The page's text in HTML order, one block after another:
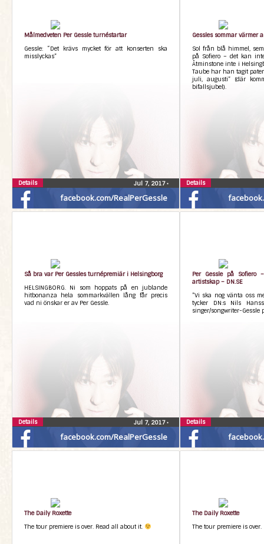
facebook.com/RealPerGessle
Målmedveten Per Gessle turnéstartar
Gessle: “Det krävs mycket för att konserten ska
misslyckas”
Jul 7, 2017•
Details
Gessles sommar värmer
Sol från blå himmel,
på Sofiero – det kan
Åtminstone inte i
Taube har han tagit
juli, augusti” (där
bifallsjubel).
Details
facebook.com/RealPerGessle
Så bra var Per Gessles turnépremiär i Helsingborg
HELSINGBORG. Ni som hoppats på en jublande
hitbonanza hela sommarkvällen lång får precis
vad ni önskar er av Per Gessle.
Jul 7, 2017•
Details
Per Gessle på
artistskap – DN.SE
”Vi ska nog vänta oss
tycker DN:s Nils
singer/songwriter-Gessle
Details
The Daily Roxette
The tour premiere is over. Read all about it.
The Daily Roxette
The tour premiere is